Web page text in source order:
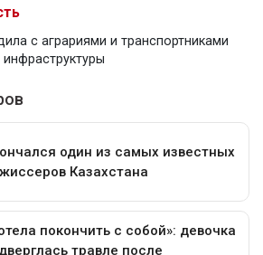
с аграриями и транспортниками